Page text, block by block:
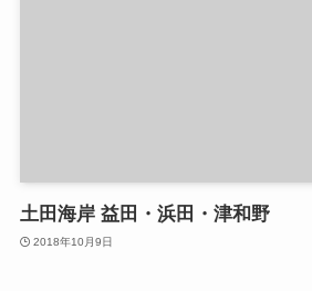
土田海岸 益田・浜田・津和野
2018年10月9日